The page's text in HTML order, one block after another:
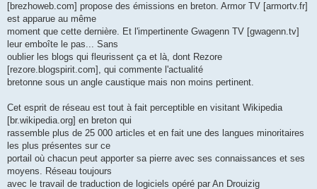
[brezhoweb.com] propose des émissions en breton. Armor TV [armortv.fr]
est apparue au même
moment que cette dernière. Et l'impertinente Gwagenn TV [gwagenn.tv]
leur emboîte le pas... Sans
oublier les blogs qui fleurissent ça et là, dont Rezore
[rezore.blogspirit.com], qui commente l'actualité
bretonne sous un angle caustique mais non moins pertinent.
Cet esprit de réseau est tout à fait perceptible en visitant Wikipedia
[br.wikipedia.org] en breton qui
rassemble plus de 25 000 articles et en fait une des langues minoritaires
les plus présentes sur ce
portail où chacun peut apporter sa pierre avec ses connaissances et ses
moyens. Réseau toujours
avec le travail de traduction de logiciels opéré par An Drouizig